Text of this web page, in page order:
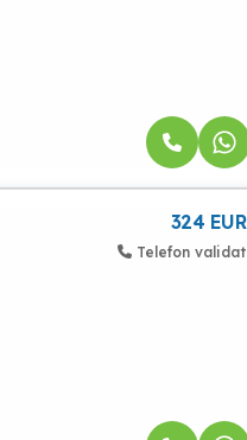
324 EUR
Telefon validat